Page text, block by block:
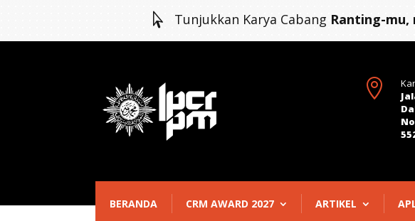
 Tunjukkan Karya Cabang Ranting-mu,

BERANDA CRM AWARD 2027 ARTIKEL